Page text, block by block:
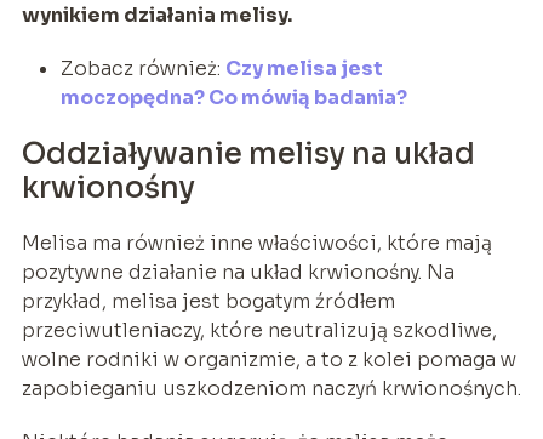
wynikiem działania melisy.
Zobacz również: Czy melisa jest
moczopędna? Co mówią badania?
Oddziaływanie melisy na układ
krwionośny
Melisa ma również inne właściwości, które mają
pozytywne działanie na układ krwionośny. Na
przykład, melisa jest bogatym źródłem
przeciwutleniaczy, które neutralizują szkodliwe,
wolne rodniki w organizmie, a to z kolei pomaga w
zapobieganiu uszkodzeniom naczyń krwionośnych.